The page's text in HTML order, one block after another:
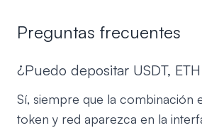
Preguntas frecuentes
¿Puedo depositar USDT,
Sí, siempre que la combinación
token y red aparezca en la